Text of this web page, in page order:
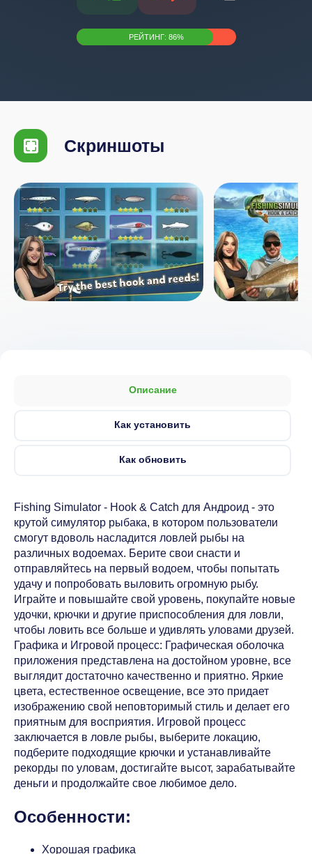
РЕЙТИНГ: 86%
Скриншоты
Описание
Как установить
Как обновить
Fishing Simulator - Hook & Catch для Андроид - это
крутой симулятор рыбака, в котором пользователи
смогут вдоволь насладится ловлей рыбы на
различных водоемах. Берите свои снасти и
отправляйтесь на первый водоем, чтобы попытать
удачу и попробовать выловить огромную рыбу.
Играйте и повышайте свой уровень, покупайте новые
удочки, крючки и другие приспособления для ловли,
чтобы ловить все больше и удивлять уловами друзей.
Графика и Игровой процесс: Графическая оболочка
приложения представлена на достойном уровне, все
выглядит достаточно качественно и приятно. Яркие
цвета, естественное освещение, все это придает
изображению свой неповторимый стиль и делает его
приятным для восприятия. Игровой процесс
заключается в ловле рыбы, выберите локацию,
подберите подходящие крючки и устанавливайте
рекорды по уловам, достигайте высот, зарабатывайте
деньги и продолжайте свое любимое дело.
Особенности:
Хорошая графика